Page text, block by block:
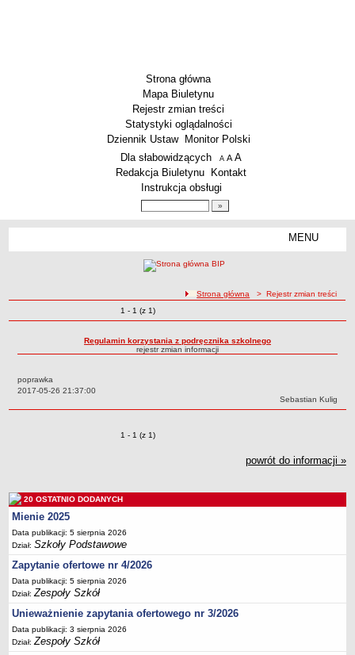
Strona główna
Mapa Biuletynu
Rejestr zmian treści
Statystyki oglądalności
Dziennik Ustaw
Monitor Polski
Menu dodatkowe
Dla słabowidzących A pomniejsz czcionkę
A standardowy rozmiar czcionki
A
Redakcja Biuletynu
Kontakt
Instrukcja obsługi
MENU
Techniczne Zakłady Naukowe
PRZEDSZKOLA
ARCHIWUM SZKÓŁ I PLACÓWEK
Zlikwidowane gimnazja
Specjalny Ośrodek nr 5
BURSA MIEJSKA
Dane podstawowe
Statut
Majątek
Godziny dyżurów
Zarządzenia
ścieżka nawigacji
Strona główna > Rejestr zmian treści
Zmiany o pozycjach
1 - 1 (z 1)
Regulamin korzystania z podręcznika szkolnego
rejestr zmian informacji
poprawka
Data:
2017-05-26 21:37:00
Autor:
Sebastian Kulig
Zmiany o pozycjach
1 - 1 (z 1)
powrót do informacji »
20 OSTATNIO DODANYCH
Mienie 2025
Data publikacji: 5 sierpnia 2026
Dział:Szkoły Podstawowe
Zapytanie ofertowe nr 4/2026
Data publikacji: 5 sierpnia 2026
Dział:Zespoły Szkół
Unieważnienie zapytania ofertowego nr 3/2026
Data publikacji: 3 sierpnia 2026
Dział:Zespoły Szkół